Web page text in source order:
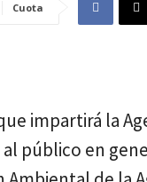
Cuota
impartirá la
público en